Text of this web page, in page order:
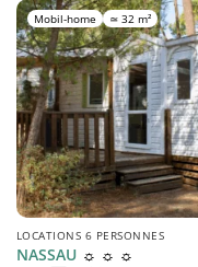
LOCATIONS 6 PERSONNES
NASSAU ☼ ☼ ☼
Mobil-home ≃ 32 m²